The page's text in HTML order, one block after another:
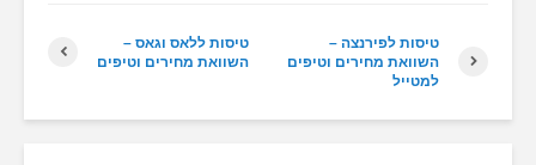
טיסות ללאס וגאס –
השוואת מחירים וטיפים
טיסות לפירנצה –
השוואת מחירים וטיפים
למטייל